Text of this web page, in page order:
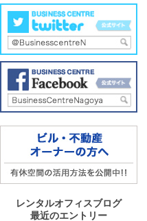
レンタルオフィスブログ
最近のエントリー